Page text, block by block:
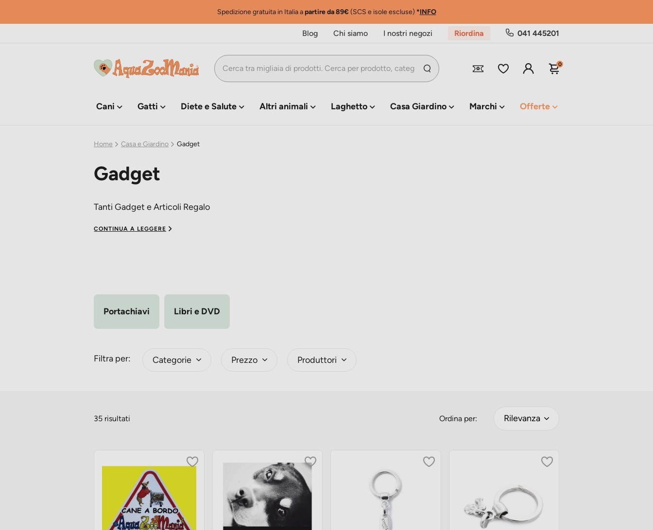
Sconto 5%sul primo ordine*INFO
Blog Chi siamo I nostri negozi Riordina 041 445201
0
Cani Gatti Diete e Salute Altri animali Laghetto Casa Giardino Marchi Offerte
Home Casa e Giardino Gadget
Gadget
Tanti Gadget e Articoli Regalo
CONTINUA A LEGGERE
Portachiavi Libri e DVD
Filtra per: Categorie Prezzo Produttori
35 risultati Ordina per: Rilevanza